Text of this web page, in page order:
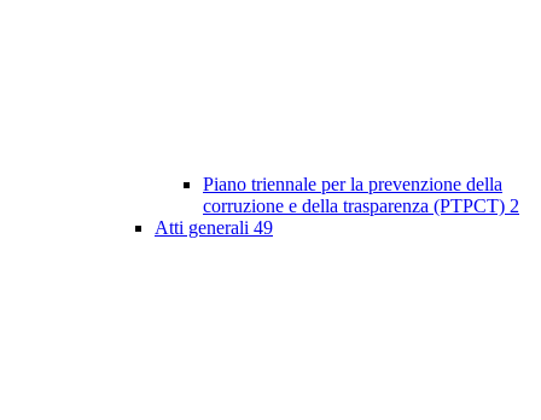
Piano triennale per la prevenzione della
corruzione e della trasparenza (PTPCT) 2
Atti generali 49